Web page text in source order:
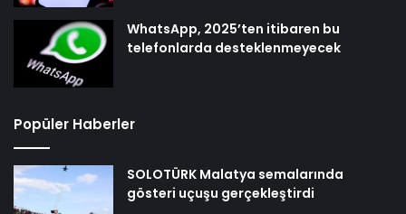
WhatsApp, 2025’ten itibaren bu
telefonlarda desteklenmeyecek
Popüler Haberler
SOLOTÜRK Malatya semalarında
gösteri uçuşu gerçekleştirdi